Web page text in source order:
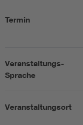
Energy efficiency
Functional safety
Termin
Veranstaltungs-
Sprache
Veranstaltungsort